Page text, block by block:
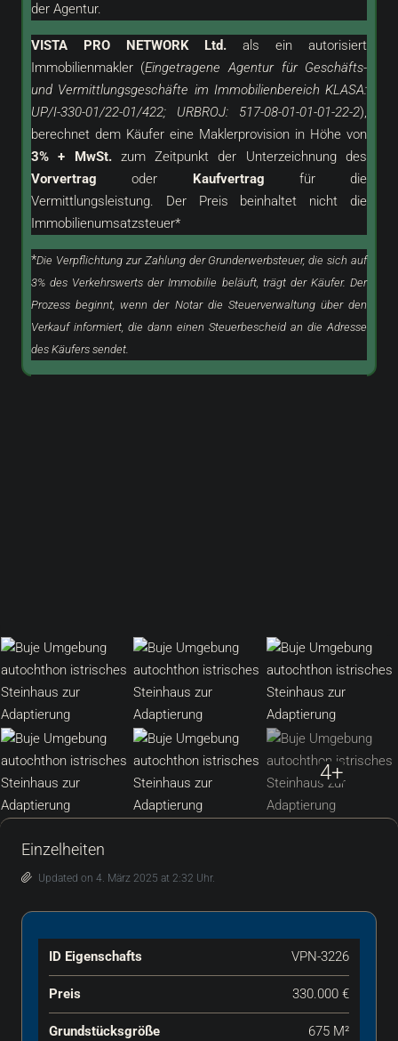
der Agentur.
VISTA PRO NETWORK Ltd. als einautorisiert
Immobilienmakler (Eingetragene Agentur für Geschäfts-
und Vermittlungsgeschäfte im Immobilienbereich KLASA:
UP/I-330-01/22-01/422; URBROJ: 517-08-01-01-01-22-2),
berechnet dem Käufer eine Maklerprovision in Höhe von
3% + MwSt.zum Zeitpunkt der Unterzeichnung des
Vorvertrag oder Kaufvertrag für die
Vermittlungsleistung. Der Preis beinhaltet nicht die
Immobilienumsatzsteuer*
*Die Verpflichtung zur Zahlung der Grunderwerbsteuer, die sich auf
3% des Verkehrswerts der Immobilie beläuft, trägt der Käufer. Der
Prozess beginnt, wenn der Notar die Steuerverwaltung über den
Verkauf informiert, die dann einen Steuerbescheid an die Adresse
des Käufers sendet.
4+
Einzelheiten
Updated on 4. März 2025 at 2:32 Uhr.
ID Eigenschafts VPN-3226
Preis 330.000 €
Grundstücksgröße 675 M²